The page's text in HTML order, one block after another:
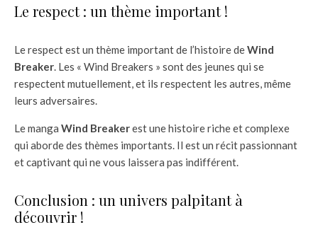
Le respect : un thème important !
Le respect est un thème important de l’histoire deWind
Breaker. Les « Wind Breakers » sont des jeunes qui se
respectent mutuellement, et ils respectent les autres, même
leurs adversaires.
Le manga Wind Breakerest une histoire riche et complexe
qui aborde des thèmes importants. Il est un récit passionnant
et captivant qui ne vous laissera pas indifférent.
Conclusion : un univers palpitant à
découvrir !